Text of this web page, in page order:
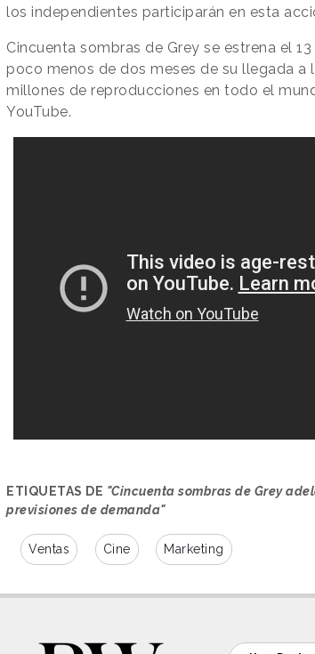
los independientes participarán en esta
Cincuenta sombras de Grey se estrena el
poco menos de dos meses de su llegada a
millones de reproducciones en todo el
YouTube.
ETIQUETAS DE "Cincuenta sombras de Grey
previsiones de demanda"
Ventas Cine Marketing